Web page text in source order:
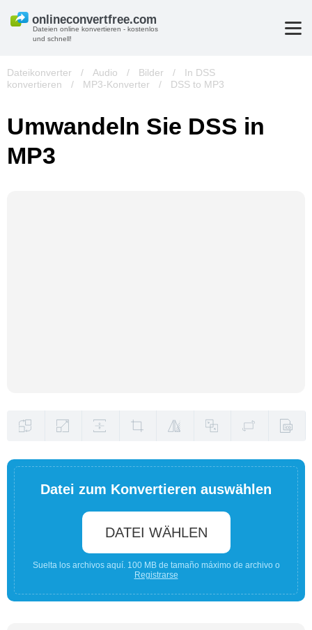
Dateien online konvertieren - kostenlos
und schnell!
Dateikonverter / Audio / Bilder /
In DSS
konvertieren
/ MP3-Konverter / DSS to MP3
Umwandeln Sie DSS in
MP3
Datei zum Konvertieren auswählen
DATEI WÄHLEN
Suelta los archivos aquí. 100 MB de tamaño máximo de archivo o
Registrarse